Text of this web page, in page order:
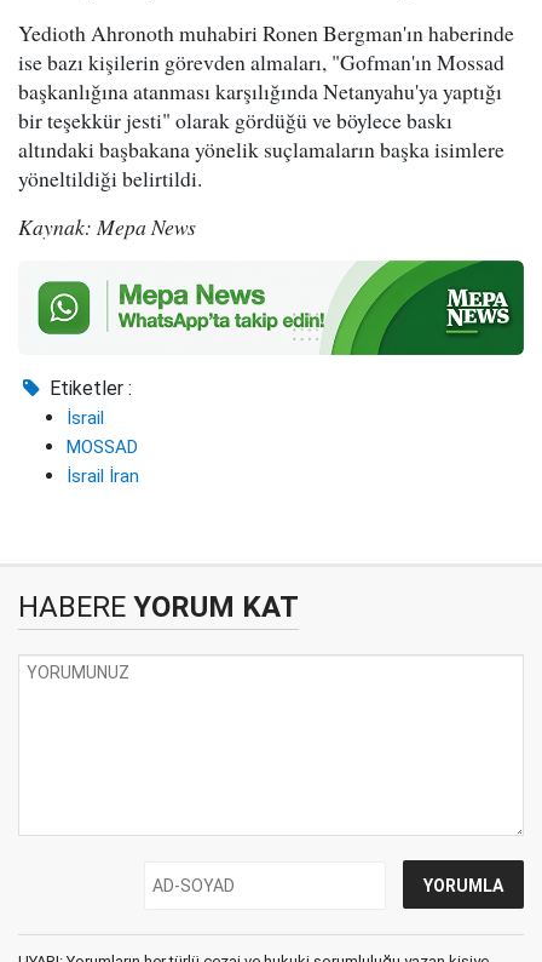
Yedioth Ahronoth muhabiri Ronen Bergman'ın haberinde
ise bazı kişilerin görevden almaları, "Gofman'ın Mossad
başkanlığına atanması karşılığında Netanyahu'ya yaptığı
bir teşekkür jesti" olarak gördüğü ve böylece baskı
altındaki başbakana yönelik suçlamaların başka isimlere
yöneltildiği belirtildi.
Kaynak: Mepa News
Etiketler :
İsrail
MOSSAD
İsrail İran
HABERE YORUM KAT